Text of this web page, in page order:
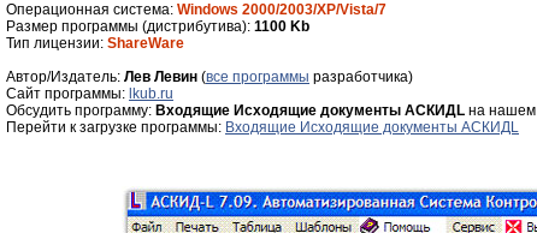
Операционная система: Windows 2000/2003/XP/Vista/7
Размер программы (дистрибутива): 1100 Kb
Тип лицензии: ShareWare
Автор/Издатель: Лев Левин (все программы разработчика)
Cайт программы: lkub.ru
Обсудить программу: Входящие Исходящие документы АСКИДL на нашем
Перейти к загрузке программы: Входящие Исходящие документы АСКИДL